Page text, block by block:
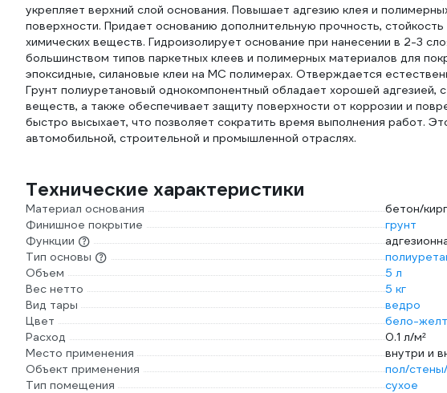
укрепляет верхний слой основания. Повышает адгезию клея и
поверхности. Придает основанию дополнительную прочность,
химических веществ. Гидроизолирует основание при нанесении в 2-3
большинством типов паркетных клеев и полимерных материалов для
эпоксидные, силановые клеи на МС полимерах. Отверждается
Грунт полиуретановый однокомпонентный обладает хорошей адгезией,
веществ, а также обеспечивает защиту поверхности от коррозии и
быстро высыхает, что позволяет сократить время выполнения работ.
автомобильной, строительной и промышленной отраслях.
Технические характеристики
Материал основания
бетон/
Финишное покрытие
грунт
Функции
Тип основы
Объем
5 л
Вес нетто
5 кг
Вид тары
ведро
Цвет
бело-
Расход
0.1 л/м²
Место применения
внутри и
Объект применения
пол/
Тип помещения
сухое